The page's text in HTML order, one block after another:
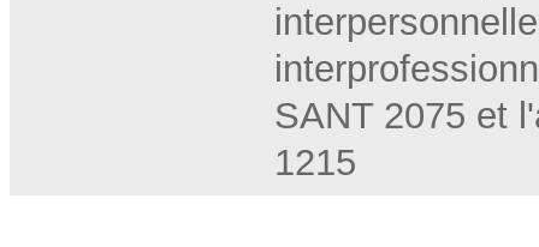
SANT 2075 et
1215